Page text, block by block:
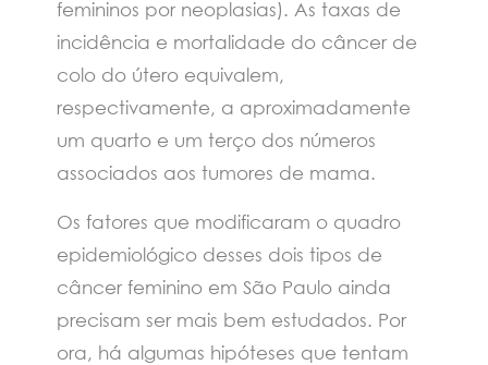
femininos por neoplasias). As taxas de
incidência e mortalidade do câncer de
colo do útero equivalem,
respectivamente, a aproximadamente
um quarto e um terço dos números
associados aos tumores de mama.
Os fatores que modificaram o quadro
epidemiológico desses dois tipos de
câncer feminino em São Paulo ainda
precisam ser mais bem estudados. Por
ora, há algumas hipóteses que tentam